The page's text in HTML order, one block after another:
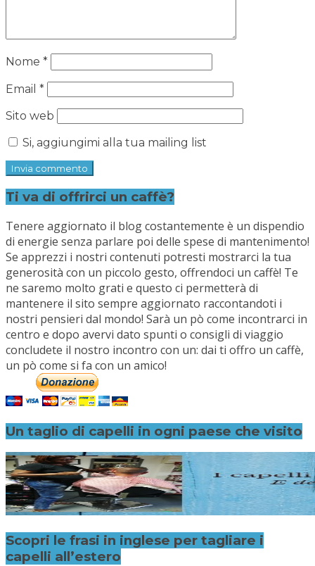
Nome *
Email *
Sito web
Si, aggiungimi alla tua mailing list
Ti va di offrirci un caffè?
Tenere aggiornato il blog costantemente è un dispendio
di energie senza parlare poi delle spese di mantenimento!
Se apprezzi i nostri contenuti potresti mostrarci la tua
generosità con un piccolo gesto, offrendoci un caffè! Te
ne saremo molto grati e questo ci permetterà di
mantenere il sito sempre aggiornato raccontandoti i
nostri pensieri dal mondo! Sarà un pò come incontrarci in
centro e dopo avervi dato spunti o consigli di viaggio
concludete il nostro incontro con un: dai ti offro un caffè,
un pò come si fa con un amico!
Un taglio di capelli in ogni paese che visito
Scopri le frasi in inglese per tagliare i
capelli all’estero